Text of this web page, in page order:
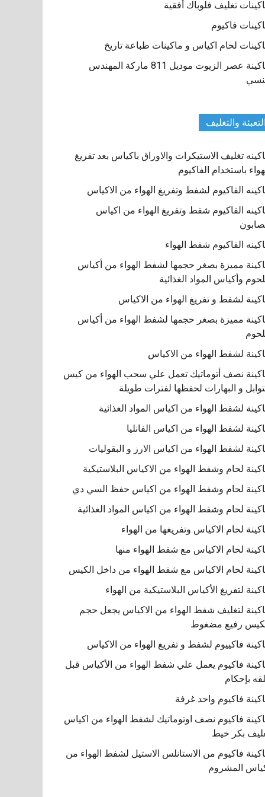
تغليف فلوباك أفقية
فاكيوم
لحام اكياس و ماكينات طباعة تاريخ
ماكينة عصر الزيوت موديل 811 ماركة المهندس
التعبئة والتغليف
تغليف الاستيكرات والاوراق باكياس بعد تفريغ
باستخدام الفاكيوم
الفاكيوم لشفط وتفريغ الهواء من الاكياس
الفاكيوم شفط وتفريغ الهواء من اكياس
الفاكيوم شفط الهواء
مميزة بصغر حجمها لشفط الهواء من أكياس
وأكياس المواد الغذائية
لشفط و تفريغ الهواء من الاكياس
مميزة بصغر حجمها لشفط الهواء من أكياس
لشفط الهواء من الاكياس
نصف أتوماتيك تعمل علي سحب الهواء من كيس
و البهارات لحفظها لفترات طويلة
لشفط الهواء من اكياس المواد الغذائية
لشفط الهواء من اكياس الفانليا
لشفط الهواء من اكياس الارز و البقوليات
لحام وشفط الهواء من الاكياس البلاستيكية
لحام وشفط الهواء من اكياس حفظ السي دي
لحام وشفط الهواء من اكياس المواد الغذائية
لحام الاكياس وتفريغها من الهواء
لحام الاكياس مع شفط الهواء منها
لحام الاكياس مع شفط الهواء من داخل الكيس
لتفريغ الأكياس البلاستيكية من الهواء
لتغليف شفط الهواء من الاكياس يجعل حجم
رفيع مضغوط
فاكييوم لشفط و تفريغ الهواء من الاكياس
فاكيوم يعمل علي شفط الهواء من الأكياس قبل
بإحكام
فاكيوم واحد غرفة
فاكيوم نصف اوتوماتيك لشفط الهواء من اكياس
بكر خيط
فاكيوم من الاستانلس الاستيل لشفط الهواء من
المشروم